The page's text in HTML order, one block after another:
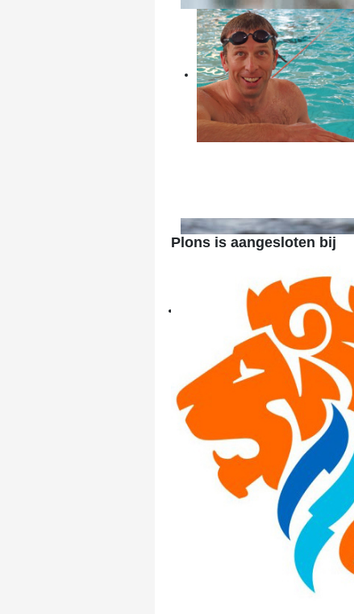
Plons is aangesloten bij